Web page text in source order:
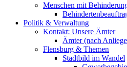
Menschen mit
Politik & Verwaltung
Kontakt: Unsere Ämter
Ämter (nach
Flensburg & Themen
Stadtbild im Wandel